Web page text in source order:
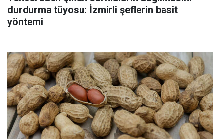
durdurma tüyosu: İzmirli şeflerin basit
yöntemi